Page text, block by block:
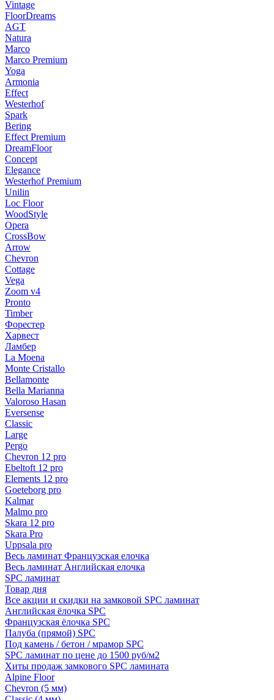
Vintage
FloorDreams
AGT
Natura
Marco
Marco Premium
Yoga
Armonia
Effect
Westerhof
Spark
Bering
Effect Premium
DreamFloor
Concept
Elegance
Westerhof Premium
Unilin
Loc Floor
WoodStyle
Opera
CrossBow
Arrow
Chevron
Cottage
Vega
Zoom v4
Pronto
Timber
Форестер
Харвест
Ламбер
La Moena
Monte Cristallo
Bellamonte
Bella Marianna
Valoroso Hasan
Eversense
Classic
Large
Pergo
Chevron 12 pro
Ebeltoft 12 pro
Elements 12 pro
Goeteborg pro
Kalmar
Malmo pro
Skara 12 pro
Skara Pro
Uppsala pro
Весь ламинат Французская елочка
Весь ламинат Английская елочка
SPC ламинат
Товар дня
Все акции и скидки на замковой SPC ламинат
Английская ёлочка SPC
Французская ёлочка SPC
Палуба (прямой) SPC
Под камень / бетон / мрамор SPC
SPC ламинат по цене до 1500 руб/м2
Хиты продаж замкового SPC ламината
Alpine Floor
Chevron (5 мм)